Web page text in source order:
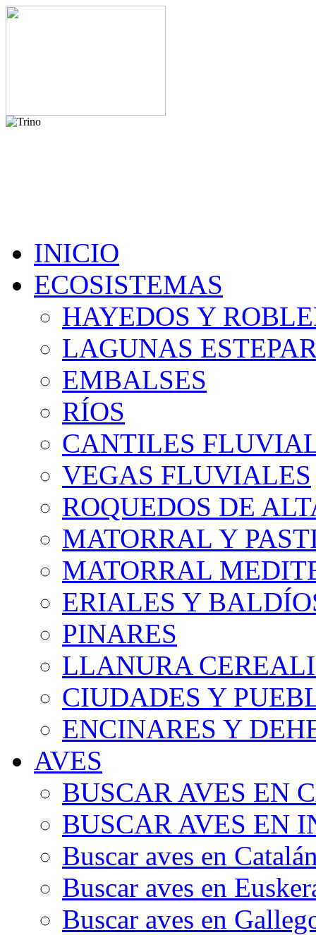
INICIO
ECOSISTEMAS
HAYEDOS Y
LAGUNAS
EMBALSES
RÍOS
CANTILES
VEGAS FLUVIALES
ROQUEDOS DE
MATORRAL Y
MATORRAL
ERIALES Y
PINARES
LLANURA
CIUDADES Y
ENCINARES Y
AVES
BUSCAR AVES EN
BUSCAR AVES EN
Buscar aves en
Buscar aves en
Buscar aves en